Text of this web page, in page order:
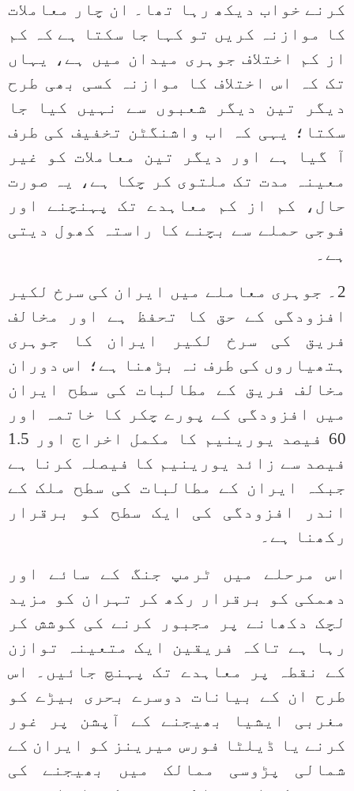
کرنے خواب دیکھ رہا تھا۔ ان چار معاملات
کا موازنہ کریں تو کہا جا سکتا ہے کہ کم
از کم اختلاف جوہری میدان میں ہے، یہاں
تک کہ اس اختلاف کا موازنہ کسی بھی طرح
دیگر تین دیگر شعبوں سے نہیں کیا جا
سکتا؛ یہی کہ اب واشنگٹن تخفیف کی طرف
آ گیا ہے اور دیگر تین معاملات کو غیر
معینہ مدت تک ملتوی کر چکا ہے، یہ صورت
حال، کم از کم معاہدے تک پہنچنے اور
فوجی حملے سے بچنے کا راستہ کھول دیتی
ہے۔
2۔ جوہری معاملے میں ایران کی سرخ لکیر
افزودگی کے حق کا تحفظ ہے اور مخالف
فریق کی سرخ لکیر ایران کا جوہری
ہتھیاروں کی طرف نہ بڑھنا ہے؛ اس دوران
مخالف فریق کے مطالبات کی سطح ایران
میں افزودگی کے پورے چکر کا خاتمہ اور
60 فیصد یورینیم کا مکمل اخراج اور 1.5
فیصد سے زائد یورینیم کا فیصلہ کرنا ہے
جبکہ ایران کے مطالبات کی سطح ملک کے
اندر افزودگی کی ایک سطح کو برقرار
رکھنا ہے۔
اس مرحلے میں ٹرمپ جنگ کے سائے اور
دھمکی کو برقرار رکھ کر تہران کو مزید
لچک دکھانے پر مجبور کرنے کی کوشش کر
رہا ہے تاکہ فریقین ایک متعینہ توازن
کے نقطہ پر معاہدے تک پہنچ جائیں۔ اس
طرح ان کے بیانات دوسرے بحری بیڑے کو
مغربی ایشیا بھیجنے کے آپشن پر غور
کرنے یا ڈیلٹا فورس میرینز کو ایران کے
شمالی پڑوسی ممالک میں بھیجنے کی